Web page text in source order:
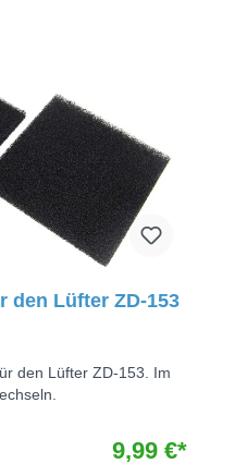
den Lüfter ZD-153
den Lüfter ZD-153. Im
9,99 €*